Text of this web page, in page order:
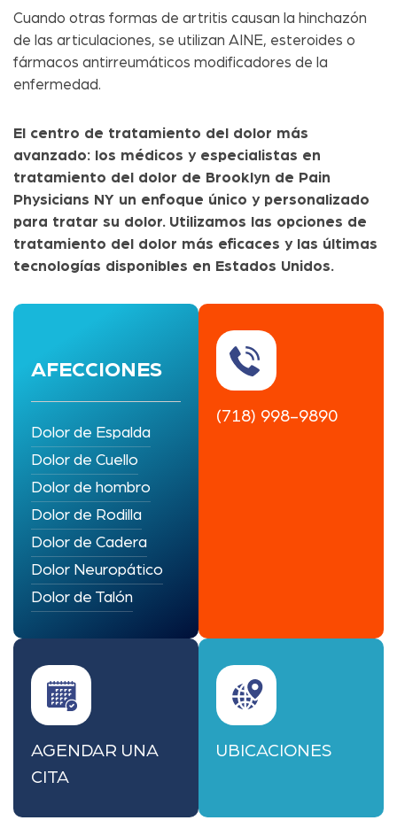
Cuando otras formas de artritis causan la hinchazón
de las articulaciones, se utilizan AINE, esteroides o
fármacos antirreumáticos modificadores de la
enfermedad.
El centro de tratamiento del dolor más
avanzado: los médicos y especialistas en
tratamiento del dolor de Brooklyn de Pain
Physicians NY un enfoque único y personalizado
para tratar su dolor. Utilizamos las opciones de
tratamiento del dolor más eficaces y las últimas
tecnologías disponibles en Estados Unidos.
AFECCIONES
Dolor de Espalda
Dolor de Cuello
Dolor de hombro
Dolor de Rodilla
Dolor de Cadera
Dolor Neuropático
Dolor de Talón
(718) 998-9890
AGENDAR UNA
CITA
UBICACIONES